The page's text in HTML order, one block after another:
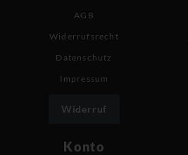
AGB
Widerrufsrecht
Datenschutz
Impressum
Widerruf
Konto